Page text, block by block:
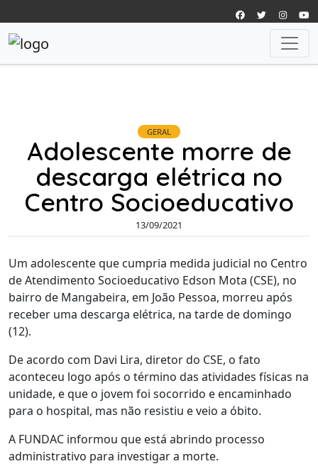
GERAL
Adolescente morre de
descarga elétrica no
Centro Socioeducativo
13/09/2021
Um adolescente que cumpria medida judicial no Centro
de Atendimento Socioeducativo Edson Mota (CSE), no
bairro de Mangabeira, em João Pessoa, morreu após
receber uma descarga elétrica, na tarde de domingo
(12).
De acordo com Davi Lira, diretor do CSE, o fato
aconteceu logo após o término das atividades físicas na
unidade, e que o jovem foi socorrido e encaminhado
para o hospital, mas não resistiu e veio a óbito.
A FUNDAC informou que está abrindo processo
administrativo para investigar a morte.